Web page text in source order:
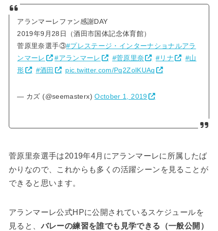
アランマーレファン感謝DAY
2019年9月28日（酒田市国体記念体育館）
菅原里奈選手③#プレステージ・インターナショナルアラ
ンマーレ
#アランマーレ #菅原里奈 #リナ
#山
形
#酒田 pic.twitter.com/Pq2ZolKUAq
— カズ (@seemasterx)October 1, 2019
菅原里奈選手は2019年4月にアランマーレに所属したば
かりなので、これからも多くの活躍シーンを見ることが
できると思います。
アランマーレ公式HPに公開されているスケジュールを
見ると、バレーの練習を誰でも見学できる（一般公開）